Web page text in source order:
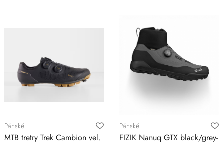
Pánské
MTB tretry Trek Cambion vel.
Pánské
FIZIK Nanuq GTX black/grey-